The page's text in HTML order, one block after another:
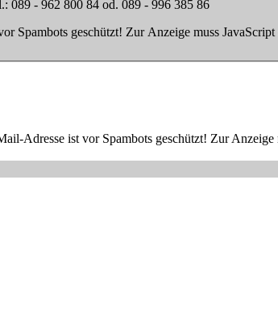
089 - 962 800 84 od. 089 - 996 385 86
Spambots geschützt! Zur Anzeige muss JavaScript
Adresse ist vor Spambots geschützt! Zur Anzeige